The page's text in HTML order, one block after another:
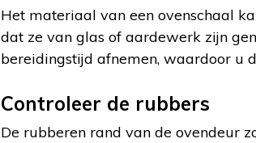
Het materiaal van een ovenschaal
dat ze van glas of aardewerk zijn
bereidingstijd afnemen, waardoor u
Controleer de rubbers
De rubberen rand van de ovendeur